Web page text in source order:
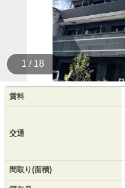
1 / 18
賃料
交通
間取り(面積)